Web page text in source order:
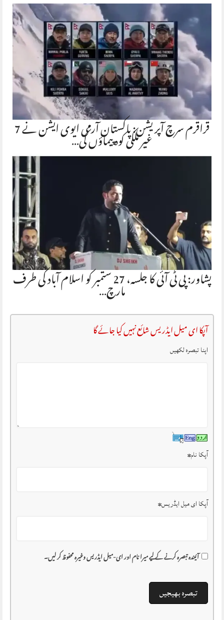
قراقرم سرچ آپریشن: پاکستان آرمی ایوی ایشن نے 7 غیر ملکی کوہ پیماؤں کی…
پشاور: پی ٹی آئی کا جلسہ، 27 ستمبر کو اسلام آباد کی طرفمارچ…
آپکا ای میل ایڈریس شائع نہیں کیا جائے گا
اپنا تبصرہ لکھیں
آپکا نام*
آپکا ای میل ایڈریس*
آئیندہ تبصرہ کرنے کے لیے میرا نام اور ای-میل ایڈریس وغیرہ محفوظ کر لیں۔